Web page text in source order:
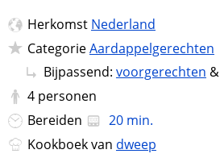
Herkomst Nederland
CategorieAardappelgerechten
Bijpassend: voorgerechten &
4 personen
Bereiden
20 min.
Kookboek van dweep